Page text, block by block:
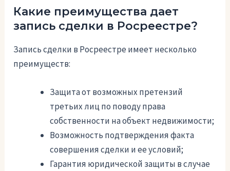
Какие преимущества дает
запись сделки в Росреестре?
Запись сделки в Росреестре имеет несколько
преимуществ:
Защита от возможных претензий
третьих лиц по поводу права
собственности на объект недвижимости;
Возможность подтверждения факта
совершения сделки и ее условий;
Гарантия юридической защиты в случае